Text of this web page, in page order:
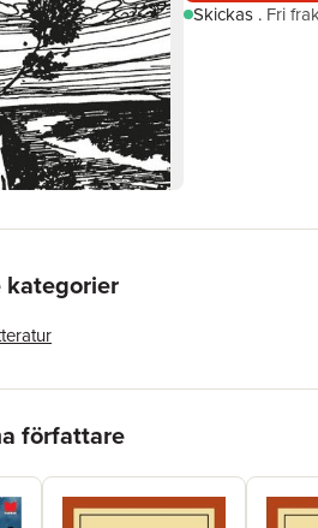
Skickas . Fri
författare